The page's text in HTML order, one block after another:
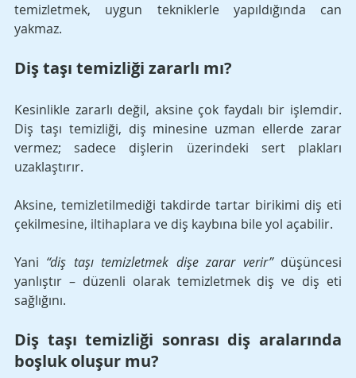
temizletmek, uygun tekniklerle yapıldığında can
yakmaz.
Diş taşı temizliği zararlı mı?
Kesinlikle zararlı değil, aksine çok faydalı bir işlemdir.
Diş taşı temizliği, diş minesine uzman ellerde zarar
vermez; sadece dişlerin üzerindeki sert plakları
uzaklaştırır.
Aksine, temizletilmediği takdirde tartar birikimi diş eti
çekilmesine, iltihaplara ve diş kaybına bile yol açabilir.
Yani “diş taşı temizletmek dişe zarar verir” düşüncesi
yanlıştır – düzenli olarak temizletmek diş ve diş eti
sağlığını.
Diş taşı temizliği sonrası diş aralarında
boşluk oluşur mu?